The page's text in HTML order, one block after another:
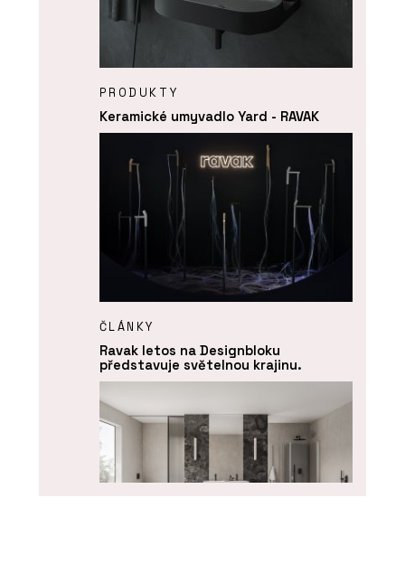
PRODUKTY
Keramické umyvadlo Yard - RAVAK
ČLÁNKY
Ravak letos na Designbloku
představuje světelnou krajinu.